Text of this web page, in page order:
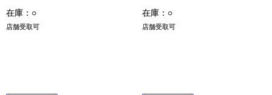
在庫：○
店舗受取可
在庫：○
店舗受取可